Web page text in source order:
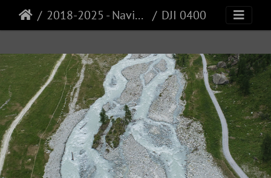
2018-2025 - Navisence DJI 0400